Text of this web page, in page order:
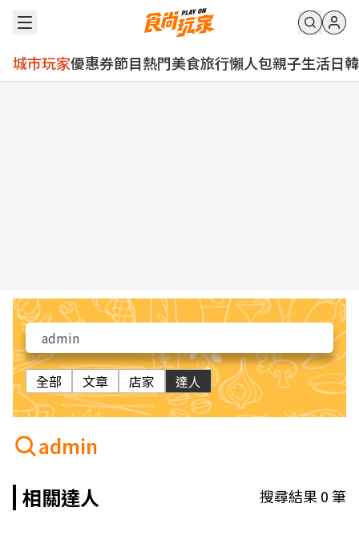
城市玩家優惠券節目熱門美食旅行懶人包親子生活日韓
全部 文章 店家 達人
admin
相關達人
搜尋結果0筆